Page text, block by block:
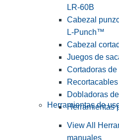
LR-60B
Cabezal
L-Punch™
Cabezal
Juegos de
Cortadoras de
Recortacables
Dobladoras
Herramientas
Herramientas de
View All
manuales